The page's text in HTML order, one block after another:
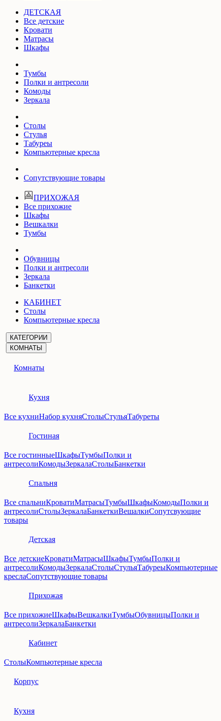
ДЕТСКАЯ
Все детские
Кровати
Матрасы
Шкафы
Тумбы
Полки и антресоли
Комоды
Зеркала
Столы
Стулья
Табуреы
Компьютерные кресла
Сопутствующие товары
ПРИХОЖАЯ
Все прихожие
Шкафы
Вешкалки
Тумбы
Обувницы
Полки и антресоли
Зеркала
Банкетки
КАБИНЕТ
Столы
Компьютерные кресла
КАТЕГОРИИ
КОМНАТЫ
Комнаты
Кухня
Все кухниНабор кухняСтолыСтульяТабуреты
Гостиная
Все гостинныеШкафыТумбыПолки и
антресолиКомодыЗеркалаСтолыБанкетки
Спальня
Все спальниКроватиМатрасыТумбыШкафыКомодыПолки и
антресолиСтолыЗеркалаБанкеткиВешалкиСопутсвующие
товары
Детская
Все детскиеКроватиМатрасыШкафыТумбыПолки и
антресолиКомодыЗеркалаСтолыСтульяТабуреыКомпьютерные
креслаСопутствующие товары
Прихожая
Все прихожиеШкафыВешкалкиТумбыОбувницыПолки и
антресолиЗеркалаБанкетки
Кабинет
СтолыКомпьютерные кресла
Корпус
Кухня